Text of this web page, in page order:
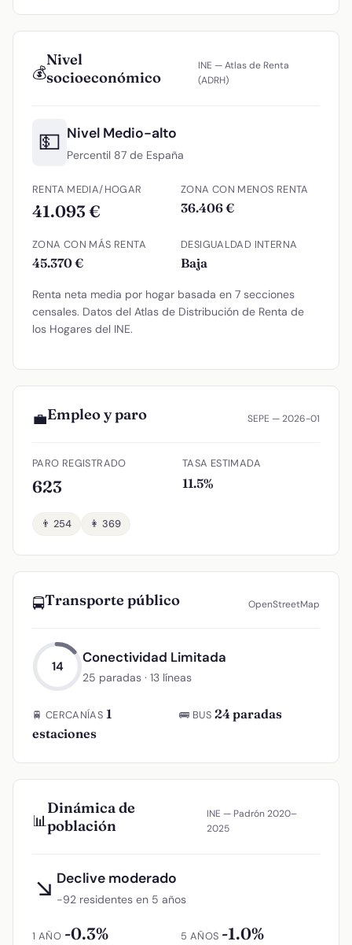
💰
Nivel
socioeconómico
INE — Atlas de Renta
(ADRH)
💵 Nivel Medio-alto
Percentil 87 de España
RENTA MEDIA/HOGAR
41.093 €
ZONA CON MENOS RENTA
36.406 €
ZONA CON MÁS RENTA
45.370 €
DESIGUALDAD INTERNA
Baja
Renta neta media por hogar basada en 7 secciones
censales. Datos del Atlas de Distribución de Renta de
los Hogares del INE.
💼Empleo y paro SEPE — 2026-01
PARO REGISTRADO
623
TASA ESTIMADA
11.5%
👨 254 👩 369
🚍Transporte público OpenStreetMap
14
Conectividad Limitada
25 paradas · 13 líneas
🚆 CERCANÍAS 1
estaciones
🚌 BUS 24 paradas
📊
Dinámica de
población
INE — Padrón 2020–
2025
↘ Declive moderado
−92 residentes en 5 años
1 AÑO -0.3% 5 AÑOS -1.0%